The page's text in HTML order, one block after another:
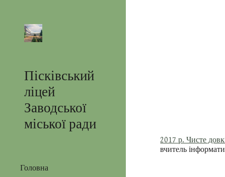
Пісківський
ліцей
Заводської
міської ради
Головна
2017 р. Чисте
вчитель